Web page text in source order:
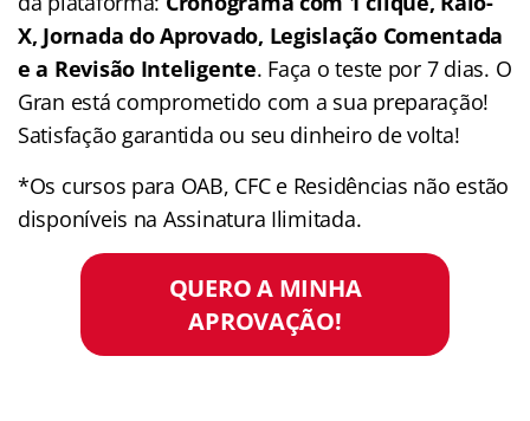
X, Jornada do Aprovado, Legislação Comentada
e a Revisão Inteligente. Faça o teste por 7 dias. O
Gran está comprometido com a sua preparação!
Satisfação garantida ou seu dinheiro de volta!
*Os cursos para OAB, CFC e Residências não estão
disponíveis na Assinatura Ilimitada.
QUERO A MINHA
APROVAÇÃO!